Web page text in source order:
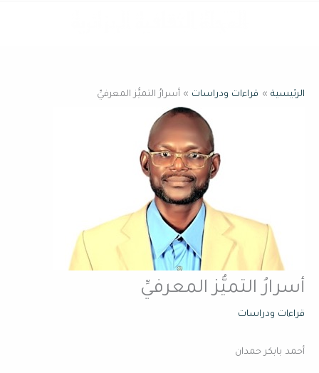
الرئيسية قراءات ودراسات أسرارُ التميُّز المعرفيِّ
أسرارُ التميُّز المعرفيِّ
قراءات ودراسات
أحمد بابكر حمدان